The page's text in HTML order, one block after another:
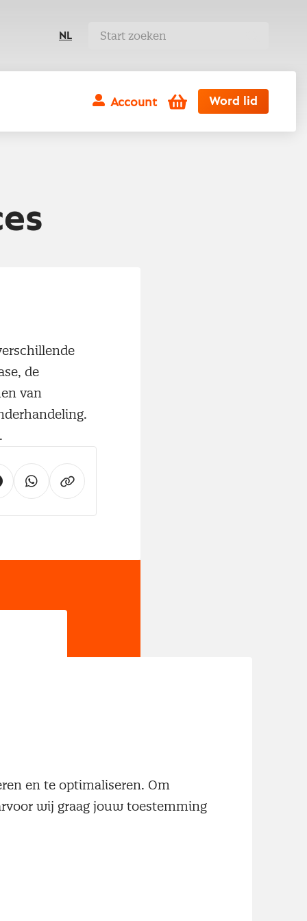
NL
Account Winkelwagen
Word lid
de
van
en te optimaliseren. Om
wij graag jouw toestemming